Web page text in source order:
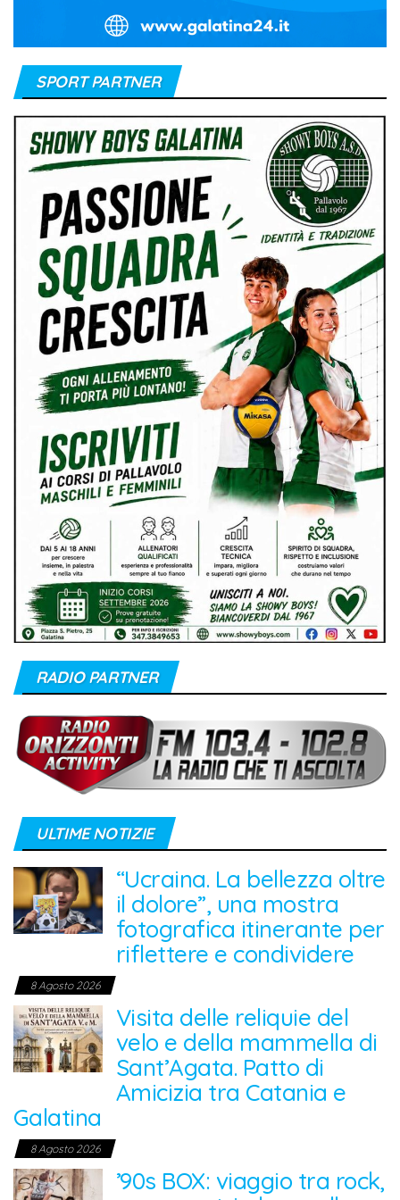
SPORT PARTNER
RADIO PARTNER
ULTIME NOTIZIE
“Ucraina. La bellezza oltre
il dolore”, una mostra
fotografica itinerante per
riflettere e condividere
8 Agosto 2026
Visita delle reliquie del
velo e della mammella di
Sant’Agata. Patto di
Amicizia tra Catania e
Galatina
8 Agosto 2026
’90s BOX: viaggio tra rock,